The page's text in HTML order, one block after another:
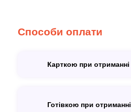
Способи оплати
Карткою при отриманні
Готівкою при отриманні